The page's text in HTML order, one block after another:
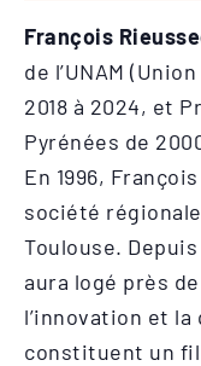
François
de l’UNAM
2018 à 2024, et
Pyrénées de
En 1996,
société
Toulouse.
aura logé près
l’innovation et
constituent un